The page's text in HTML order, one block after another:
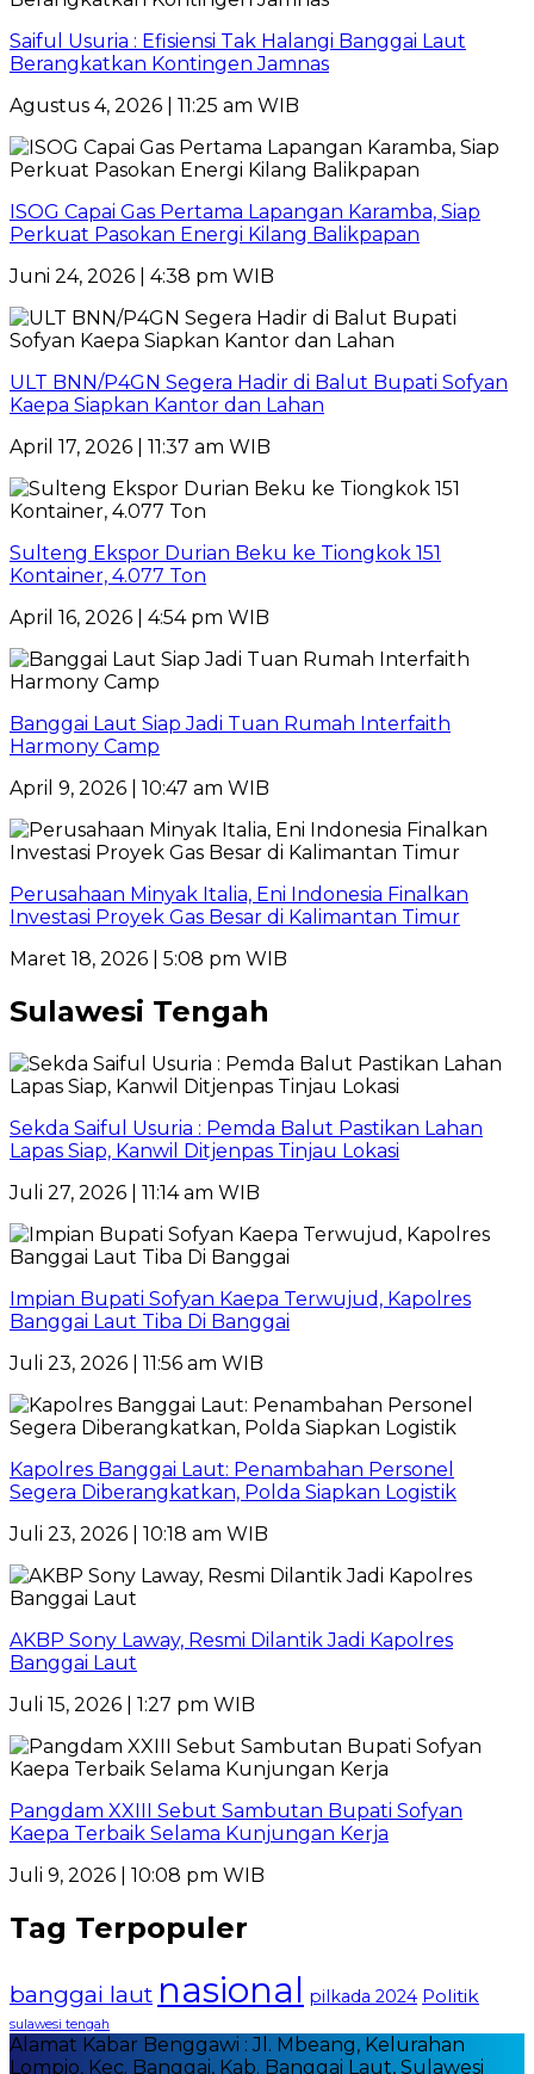
Saiful Usuria : Efisiensi Tak Halangi Banggai Laut
Berangkatkan Kontingen Jamnas
Agustus 4, 2026 | 11:25 am WIB
ISOG Capai Gas Pertama Lapangan Karamba, Siap
Perkuat Pasokan Energi Kilang Balikpapan
Juni 24, 2026 | 4:38 pm WIB
ULT BNN/P4GN Segera Hadir di Balut Bupati Sofyan
Kaepa Siapkan Kantor dan Lahan
April 17, 2026 | 11:37 am WIB
Sulteng Ekspor Durian Beku ke Tiongkok 151
Kontainer, 4.077 Ton
April 16, 2026 | 4:54 pm WIB
Banggai Laut Siap Jadi Tuan Rumah Interfaith
Harmony Camp
April 9, 2026 | 10:47 am WIB
Perusahaan Minyak Italia, Eni Indonesia Finalkan
Investasi Proyek Gas Besar di Kalimantan Timur
Maret 18, 2026 | 5:08 pm WIB
Sulawesi Tengah
Sekda Saiful Usuria : Pemda Balut Pastikan Lahan
Lapas Siap, Kanwil Ditjenpas Tinjau Lokasi
Juli 27, 2026 | 11:14 am WIB
Impian Bupati Sofyan Kaepa Terwujud, Kapolres
Banggai Laut Tiba Di Banggai
Juli 23, 2026 | 11:56 am WIB
Kapolres Banggai Laut: Penambahan Personel
Segera Diberangkatkan, Polda Siapkan Logistik
Juli 23, 2026 | 10:18 am WIB
AKBP Sony Laway, Resmi Dilantik Jadi Kapolres
Banggai Laut
Juli 15, 2026 | 1:27 pm WIB
Pangdam XXIII Sebut Sambutan Bupati Sofyan
Kaepa Terbaik Selama Kunjungan Kerja
Juli 9, 2026 | 10:08 pm WIB
Tag Terpopuler
banggai laut nasional pilkada 2024 Politik
sulawesi tengah
Alamat Kabar Benggawi : Jl. Mbeang, Kelurahan
Lompio, Kec. Banggai, Kab. Banggai Laut, Sulawesi